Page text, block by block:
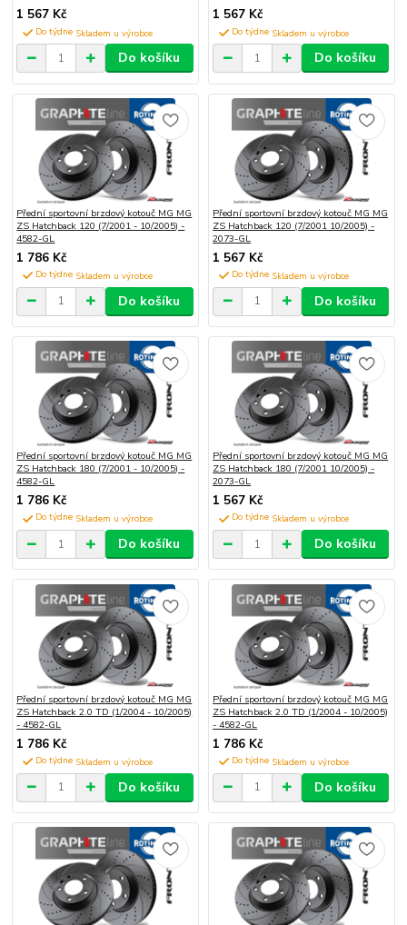
1 567 Kč
Do týdne
Do košíku
1 567 Kč
Do týdne
Do košíku
Přední sportovní brzdový kotouč MG MG
ZS Hatchback 120 (7/2001 - 10/2005) -
4582-GL
1 786 Kč
Do týdne
Do košíku
Přední sportovní brzdový kotouč MG MG
ZS Hatchback 120 (7/2001 10/2005) -
2073-GL
1 567 Kč
Do týdne
Do košíku
Přední sportovní brzdový kotouč MG MG
ZS Hatchback 180 (7/2001 - 10/2005) -
4582-GL
1 786 Kč
Do týdne
Do košíku
Přední sportovní brzdový kotouč MG MG
ZS Hatchback 180 (7/2001 10/2005) -
2073-GL
1 567 Kč
Do týdne
Do košíku
Přední sportovní brzdový kotouč MG MG
ZS Hatchback 2.0 TD (1/2004 - 10/2005)
- 4582-GL
1 786 Kč
Do týdne
Do košíku
Přední sportovní brzdový kotouč MG MG
ZS Hatchback 2.0 TD (1/2004 - 10/2005)
- 4582-GL
1 786 Kč
Do týdne
Do košíku